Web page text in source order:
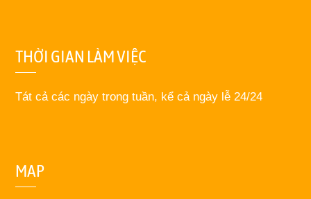
THỜI GIAN LÀM VIỆC
Tát cả các ngày trong tuần, kể cả ngày lễ 24/24
MAP